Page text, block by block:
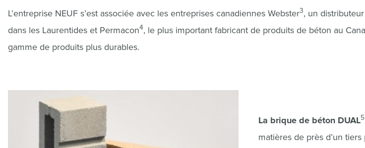
L’entreprise NEUF s’est associée avec les entreprises canadiennes Webster3, un
dans les Laurentides et Permacon4, le plus important fabricant de produits de béton au
gamme de produits plus durables.
La brique de béton DUAL5
matières de près d’un